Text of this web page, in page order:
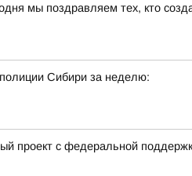
мы поздравляем тех, кто
Сибири за неделю:
проект с федеральной